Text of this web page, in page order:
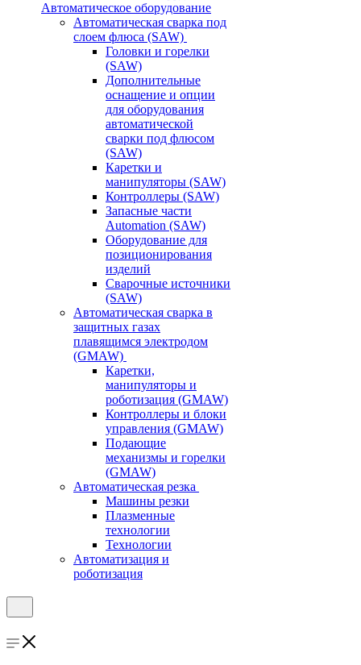
Автоматическое оборудование
Автоматическая сварка под
слоем флюса (SAW)
Головки и горелки
(SAW)
Дополнительные
оснащение и опции
для оборудования
автоматической
сварки под флюсом
(SAW)
Каретки и
манипуляторы (SAW)
Контроллеры (SAW)
Запасные части
Automation (SAW)
Оборудование для
позиционирования
изделий
Сварочные источники
(SAW)
Автоматическая сварка в
защитных газах
плавящимся электродом
(GMAW)
Каретки,
манипуляторы и
роботизация (GMAW)
Контроллеры и блоки
управления (GMAW)
Подающие
механизмы и горелки
(GMAW)
Автоматическая резка
Машины резки
Плазменные
технологии
Технологии
Автоматизация и
роботизация